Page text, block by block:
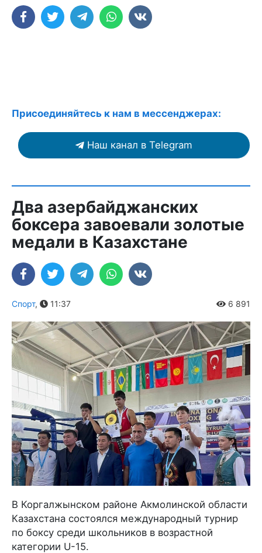
Присоединяйтесь к нам в мессенджерах:
Наш канал в Telegram
Два азербайджанских
боксера завоевали золотые
медали в Казахстане
Спорт, 11:37 6 891
В Коргалжынском районе Акмолинской области
Казахстана состоялся международный турнир
по боксу среди школьников в возрастной
категории U-15.